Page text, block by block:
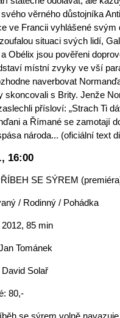
věrného důstojníka
ve Francii vyhlášené
situaci svých lidí,
Obélix jsou pověřeni
místní zvyky ve vší
naverbovat
skoncovali s Brity. Jenže
přísloví: „Strach Ti
a Římané se zamotají
národa... (oficiální text
16:00
SE SÝREM
/ Rodinný / Pohádka
85 min
Tománek
David Solař
80,-
se sýrem volně